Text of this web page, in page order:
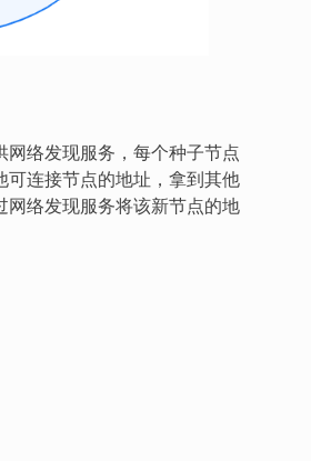
络发现服务，每个种子节点
可连接节点的地址，拿到其他
网络发现服务将该新节点的地